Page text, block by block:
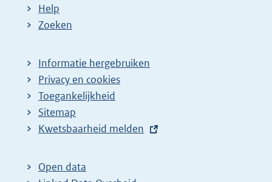
Help
Zoeken
Informatie hergebruiken
Privacy en cookies
Toegankelijkheid
Sitemap
E
t
e
Kwetsbaarheid melden
Open data